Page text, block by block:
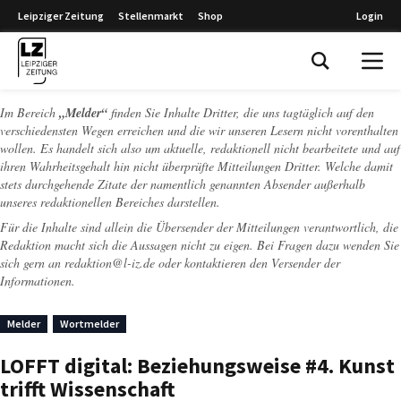
Leipziger Zeitung Stellenmarkt Shop Login
Im Bereich „Melder“ finden Sie Inhalte Dritter, die uns tagtäglich auf den
verschiedensten Wegen erreichen und die wir unseren Lesern nicht vorenthalten
wollen. Es handelt sich also um aktuelle, redaktionell nicht bearbeitete und auf
ihren Wahrheitsgehalt hin nicht überprüfte Mitteilungen Dritter. Welche damit
stets durchgehende Zitate der namentlich genannten Absender außerhalb
unseres redaktionellen Bereiches darstellen.
Für die Inhalte sind allein die Übersender der Mitteilungen verantwortlich, die
Redaktion macht sich die Aussagen nicht zu eigen. Bei Fragen dazu wenden Sie
sich gern an redaktion@l-iz.de oder kontaktieren den Versender der
Informationen.
Melder Wortmelder
LOFFT digital: Beziehungsweise #4. Kunst
trifft Wissenschaft